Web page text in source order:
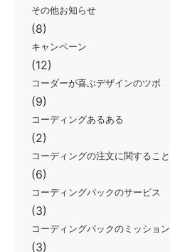
その他お知らせ
(8)
キャンペーン
(12)
コーダーが喜ぶデザインのツボ
(9)
コーディングあるある
(2)
コーディングの注文に関すること
(6)
コーディングパックのサービス
(3)
コーディングパックのミッション
(3)